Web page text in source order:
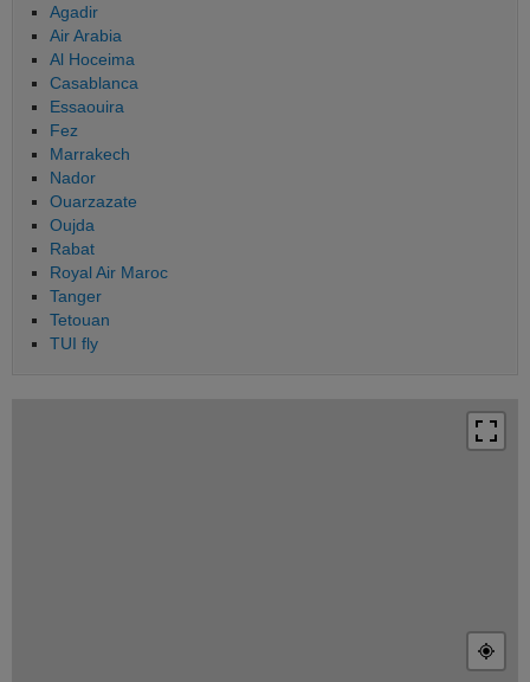
Agadir
Air Arabia
Al Hoceima
Casablanca
Essaouira
Fez
Marrakech
Nador
Ouarzazate
Oujda
Rabat
Royal Air Maroc
Tanger
Tetouan
TUI fly